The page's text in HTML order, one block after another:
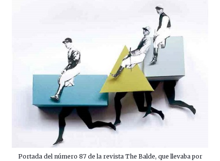
Portada del número 87 de la revista The Balde, que llevaba por